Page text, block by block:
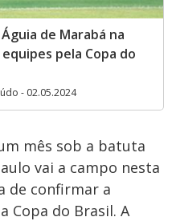
de Marabá na
pela Copa do
- 02.05.2024
mês sob a batuta
vai a campo nesta
de confirmar a
Copa do Brasil. A